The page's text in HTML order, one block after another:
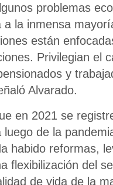
problemas
la inmensa
están
Privilegian el
y
Alvarado.
en 2021 se
luego de la
habido reformas,
flexibilización del
de vida de la